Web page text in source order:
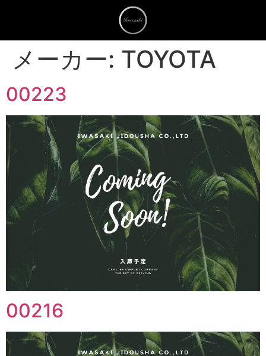
メーカー: TOYOTA
00223
00216